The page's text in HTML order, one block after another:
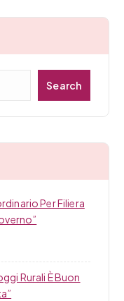
Search
Per Filiera
Rurali È Buon